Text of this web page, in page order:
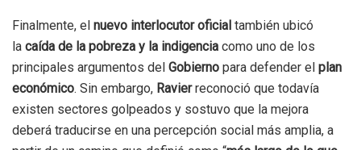
Finalmente, el nuevo interlocutor oficial también ubicó
la caída de la pobreza y la indigencia como uno de los
principales argumentos del Gobierno para defender el plan
económico. Sin embargo, Ravierreconoció que todavía
existen sectores golpeados y sostuvo que la mejora
deberá traducirse en una percepción social más amplia, a